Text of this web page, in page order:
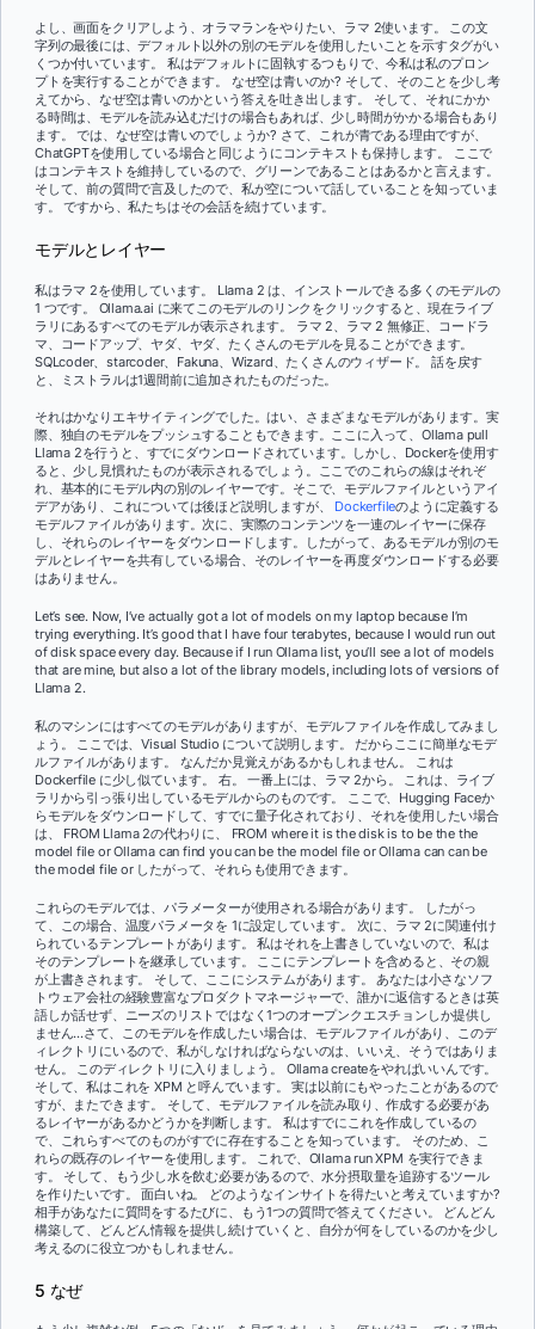
よし、画面をクリアしよう、オラマランをやりたい、ラマ 2使います。 この文
字列の最後には、デフォルト以外の別のモデルを使用したいことを示すタグがい
くつか付いています。 私はデフォルトに固執するつもりで、今私は私のプロン
プトを実行することができます。 なぜ空は青いのか? そして、そのことを少し考
えてから、なぜ空は青いのかという答えを吐き出します。 そして、それにかか
る時間は、モデルを読み込むだけの場合もあれば、少し時間がかかる場合もあり
ます。 では、なぜ空は青いのでしょうか? さて、これが青である理由ですが、
ChatGPTを使用している場合と同じようにコンテキストも保持します。 ここで
はコンテキストを維持しているので、グリーンであることはあるかと言えます。
そして、前の質問で言及したので、私が空について話していることを知っていま
す。 ですから、私たちはその会話を続けています。
モデルとレイヤー
私はラマ 2を使用しています。 Llama 2 は、インストールできる多くのモデルの
1 つです。 Ollama.ai に来てこのモデルのリンクをクリックすると、現在ライブ
ラリにあるすべてのモデルが表示されます。 ラマ 2、ラマ 2 無修正、コードラ
マ、コードアップ、ヤダ、ヤダ、たくさんのモデルを見ることができます。
SQLcoder、starcoder、Fakuna、Wizard、たくさんのウィザード。 話を戻す
と、ミストラルは1週間前に追加されたものだった。
それはかなりエキサイティングでした。はい、さまざまなモデルがあります。実
際、独自のモデルをプッシュすることもできます。ここに入って、Ollama pull
Llama 2を行うと、すでにダウンロードされています。しかし、Dockerを使用す
ると、少し見慣れたものが表示されるでしょう。ここでのこれらの線はそれぞ
れ、基本的にモデル内の別のレイヤーです。そこで、モデルファイルというアイ
デアがあり、これについては後ほど説明しますが、 Dockerfileのように定義する
モデルファイルがあります。次に、実際のコンテンツを一連のレイヤーに保存
し、それらのレイヤーをダウンロードします。したがって、あるモデルが別のモ
デルとレイヤーを共有している場合、そのレイヤーを再度ダウンロードする必要
はありません。
Let’s see. Now, I’ve actually got a lot of models on my laptop because I’m
trying everything. It’s good that I have four terabytes, because I would run out
of disk space every day. Because if I run Ollama list, you’ll see a lot of models
that are mine, but also a lot of the library models, including lots of versions of
Llama 2.
私のマシンにはすべてのモデルがありますが、モデルファイルを作成してみまし
ょう。 ここでは、Visual Studio について説明します。 だからここに簡単なモデ
ルファイルがあります。 なんだか見覚えがあるかもしれません。 これは
Dockerfile に少し似ています。 右。 一番上には、ラマ 2から。 これは、ライブ
ラリから引っ張り出しているモデルからのものです。 ここで、Hugging Faceか
らモデルをダウンロードして、すでに量子化されており、それを使用したい場合
は、 FROM Llama 2の代わりに、 FROM where it is the disk is to be the the
model file or Ollama can find you can be the model file or Ollama can can be
the model file or したがって、それらも使用できます。
これらのモデルでは、パラメーターが使用される場合があります。 したがっ
て、この場合、温度パラメータを 1に設定しています。 次に、ラマ 2に関連付け
られているテンプレートがあります。 私はそれを上書きしていないので、私は
そのテンプレートを継承しています。 ここにテンプレートを含めると、その親
が上書きされます。 そして、ここにシステムがあります。 あなたは小さなソフ
トウェア会社の経験豊富なプロダクトマネージャーで、誰かに返信するときは英
語しか話せず、ニーズのリストではなく1つのオープンクエスチョンしか提供し
ません...さて、このモデルを作成したい場合は、モデルファイルがあり、このデ
ィレクトリにいるので、私がしなければならないのは、いいえ、そうではありま
せん。 このディレクトリに入りましょう。 Ollama createをやればいいんです。
そして、私はこれを XPM と呼んでいます。 実は以前にもやったことがあるので
すが、またできます。 そして、モデルファイルを読み取り、作成する必要があ
るレイヤーがあるかどうかを判断します。 私はすでにこれを作成しているの
で、これらすべてのものがすでに存在することを知っています。 そのため、こ
れらの既存のレイヤーを使用します。 これで、Ollama run XPM を実行できま
す。 そして、もう少し水を飲む必要があるので、水分摂取量を追跡するツール
を作りたいです。 面白いね。 どのようなインサイトを得たいと考えていますか?
相手があなたに質問をするたびに、もう1つの質問で答えてください。 どんどん
構築して、どんどん情報を提供し続けていくと、自分が何をしているのかを少し
考えるのに役立つかもしれません。
5 なぜ